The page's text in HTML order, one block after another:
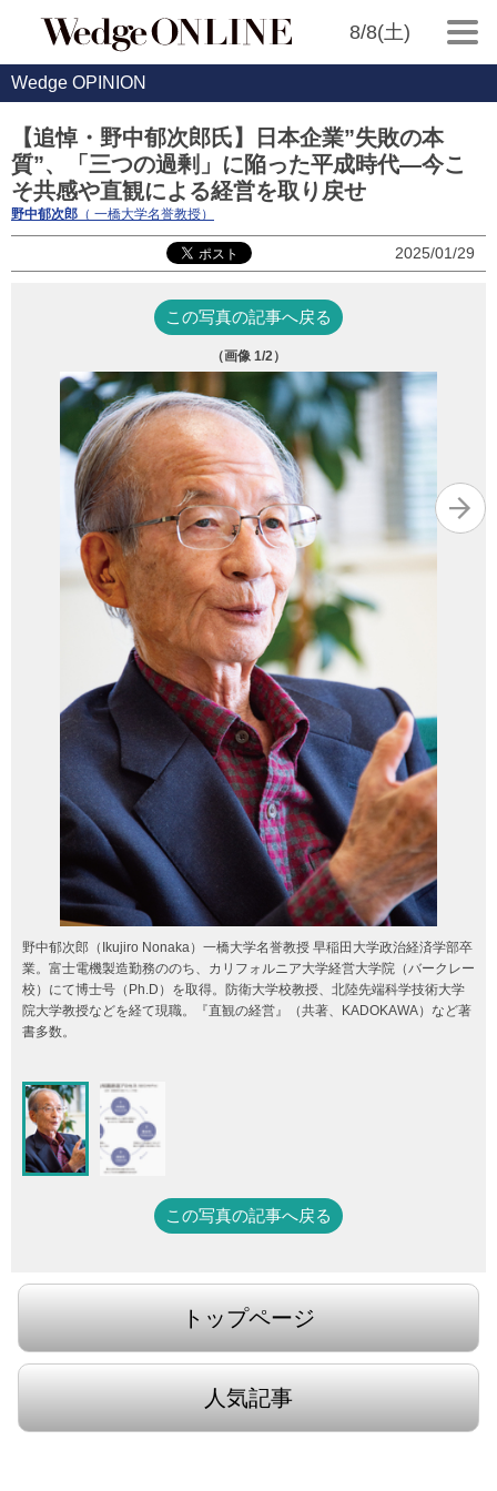
8/8(土)
Wedge OPINION
【追悼・野中郁次郎氏】日本企業”失敗の本
質”、「三つの過剰」に陥った平成時代―今こ
そ共感や直観による経営を取り戻せ
野中郁次郎 （ 一橋大学名誉教授）
2025/01/29
この写真の記事へ戻る
（画像 1/2）
野中郁次郎（Ikujiro Nonaka）一橋大学名誉教授 早稲田大学政治経済学部卒
業。富士電機製造勤務ののち、カリフォルニア大学経営大学院（バークレー
校）にて博士号（Ph.D）を取得。防衛大学校教授、北陸先端科学技術大学
院大学教授などを経て現職。『直観の経営』（共著、KADOKAWA）など著
書多数。
この写真の記事へ戻る
トップページ
人気記事